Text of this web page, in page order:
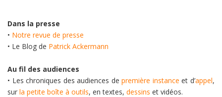
Dans la presse
• Notre revue de presse
• Le Blog de Patrick Ackermann
Au fil des audiences
• Les chroniques des audiences depremière instance et d’appel,
sur la petite boîte à outils, en textes, dessins et vidéos.